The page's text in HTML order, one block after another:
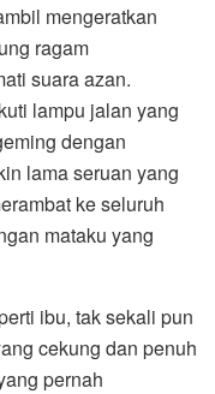
mengeratkan
ragam
suara azan.
lampu jalan yang
dengan
lama seruan yang
ke seluruh
mataku yang
ibu, tak sekali pun
cekung dan penuh
pernah